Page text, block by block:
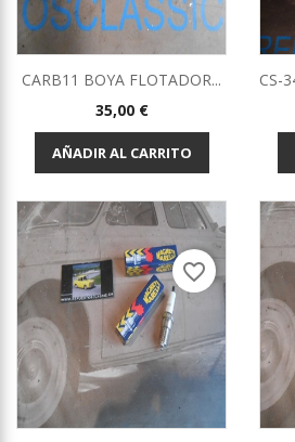
CARB11 BOYA FLOTADOR...
Precio
35,00 €
AÑADIR AL CARRITO
CS-
favorite_border